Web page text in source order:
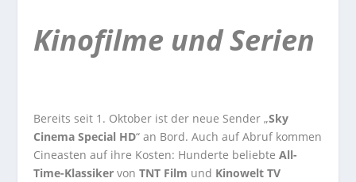
Kinofilme und Serien
Bereits seit 1. Oktober ist der neue Sender „Sky
Cinema Special HD“ an Bord. Auch auf Abruf kommen
Cineasten auf ihre Kosten: Hunderte beliebteAll-
Time-Klassiker vonTNT Film und Kinowelt TV